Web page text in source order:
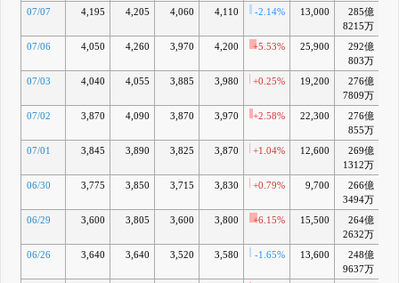
07/07 4,195 4,205 4,060 4,110 -2.14% 13,000
285億
8215万
07/06 4,050 4,260 3,970 4,200 +5.53% 25,900
292億
803万
07/03 4,040 4,055 3,885 3,980 +0.25% 19,200
276億
7809万
07/02 3,870 4,090 3,870 3,970 +2.58% 22,300
276億
855万
07/01 3,845 3,890 3,825 3,870 +1.04% 12,600
269億
1312万
06/30 3,775 3,850 3,715 3,830 +0.79% 9,700
266億
3494万
06/29 3,600 3,805 3,600 3,800 +6.15% 15,500
264億
2632万
06/26 3,640 3,640 3,520 3,580 -1.65% 13,600
248億
9637万